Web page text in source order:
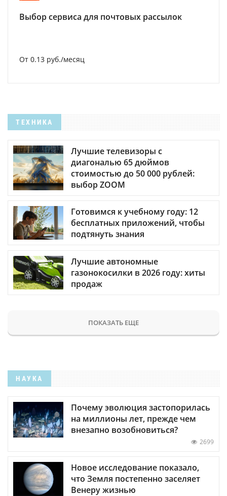
Выбор сервиса для почтовых рассылок
От 0.13 руб./месяц
ТЕХНИКА
Лучшие телевизоры с
диагональю 65 дюймов
стоимостью до 50 000 рублей:
выбор ZOOM
Готовимся к учебному году: 12
бесплатных приложений, чтобы
подтянуть знания
Лучшие автономные
газонокосилки в 2026 году: хиты
продаж
ПОКАЗАТЬ ЕЩЕ
НАУКА
Почему эволюция застопорилась
на миллионы лет, прежде чем
внезапно возобновиться?
2699
Новое исследование показало,
что Земля постепенно заселяет
Венеру жизнью